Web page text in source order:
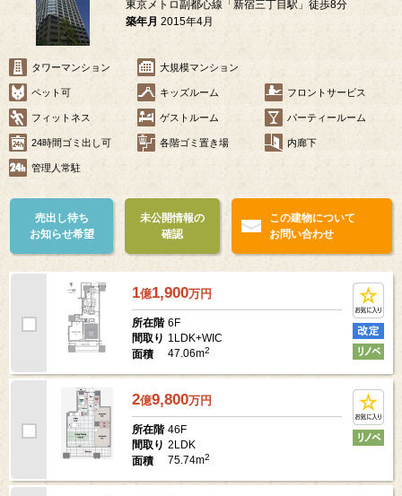
東京メトロ副都心線「新宿三丁目駅」徒歩8分
築年月 2015年4月
タワーマンション 大規模マンション
ペット可 キッズルーム フロントサービス
フィットネス ゲストルーム パーティールーム
24時間ゴミ出し可 各階ゴミ置き場 内廊下
管理人常駐
売出し待ち
お知らせ希望
未公開情報の
確認
この建物について
お問い合わせ
1億1,900万円
所在階 6F
間取り 1LDK+WIC
面積
47.06m2
2億9,800万円
所在階 46F
間取り 2LDK
面積
75.74m2